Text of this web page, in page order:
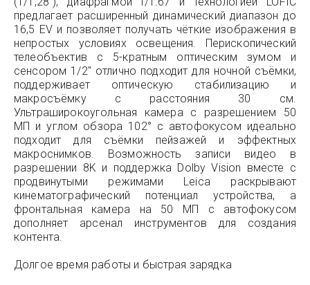
предлагает расширенный динамический диапазон до
16,5 EV и позволяет получать чёткие изображения в
непростых условиях освещения. Перископический
телеобъектив с 5-кратным оптическим зумом и
сенсором 1/2″ отлично подходит для ночной съёмки,
поддерживает оптическую стабилизацию и
макросъёмку с расстояния 30 см.
Ультраширокоугольная камера с разрешением 50
МП и углом обзора 102° с автофокусом идеально
подходит для съёмки пейзажей и эффектных
макроснимков. Возможность записи видео в
разрешении 8K и поддержка Dolby Vision вместе с
продвинутыми режимами Leica раскрывают
кинематографический потенциал устройства, а
фронтальная камера на 50 МП с автофокусом
дополняет арсенал инструментов для создания
контента.
Долгое время работы и быстрая зарядка